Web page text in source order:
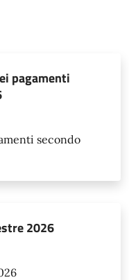
pagamenti
secondo
2026